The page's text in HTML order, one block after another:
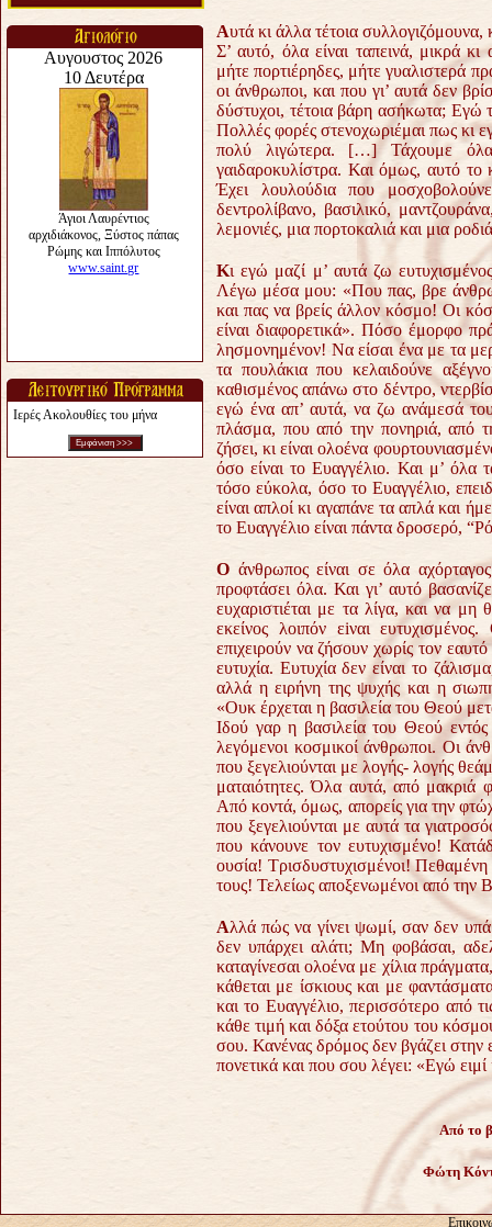
Ιερές Ακολουθίες του μήνα
Αυτά κι άλλα τέτοια
Σ’ αυτό, όλα είναι ταπεινά, μικρά
μήτε πορτιέρηδες, μήτε γυαλιστερά
οι άνθρωποι, και που γι’ αυτά δεν
δύστυχοι, τέτοια βάρη ασήκωτα; Εγώ
Πολλές φορές στενοχωριέμαι πως
πολύ λιγώτερα. […] Τάχουμε
γαιδαροκυλίστρα. Και όμως, αυτό το
Έχει λουλούδια που
δεντρολίβανο, βασιλικό,
λεμονιές, μια πορτοκαλιά και μια
Κι εγώ μαζί μ’ αυτάζω
Λέγω μέσα μου: «Που πας, βρε
και πας να βρείς άλλον κόσμο! Οι
είναι διαφορετικά». Πόσο έμορφο
λησμονημένον! Να είσαι ένα με τα
τα πουλάκια που κελαιδούνε
καθισμένος απάνω στο δέντρο,
εγώ ένα απ’ αυτά, να ζω ανάμεσά
πλάσμα, που από την πονηριά, από
ζήσει, κι είναι ολοένα
όσο είναιτο Ευαγγέλιο. Και μ’ όλα
τόσο εύκολα, όσο το Ευαγγέλιο,
είναι απλοί κι αγαπάνε τα απλά και
το Ευαγγέλιο είναι πάντα δροσερό,
Ο άνθρωπος είναι σε όλα
προφτάσει όλα.Και γι’ αυτό
ευχαριστιέται με τα λίγα, και να
εκείνος λοιπόν εiναι ευτυχισμένος.
επιχειρούν να ζήσουν χωρίς τον
ευτυχία. Ευτυχίαδεν είναι το
αλλά η ειρήνη της ψυχής και η
«Ουκ έρχεται η βασιλεία του Θεού
Ιδού γαρ η βασιλεία του Θεού
λεγόμενοι κοσμικοί άνθρωποι. Οι
που ξεγελιούνται με λογής- λογής
ματαιότητες. Όλα αυτά, από μακριά
Από κοντά, όμως, απορείς για την
που ξεγελιούνται με αυτά τα
που κάνουνε τον ευτυχισμένο!
ουσία! Τρισδυστυχισμένοι!
τους! Τελείως αποξενωμένοι από την
Αλλά πώς να γίνει ψωμί, σαν δεν
δεν υπάρχει αλάτι;Μη φοβάσαι,
καταγίνεσαι ολοένα με χίλια
κάθεται με ίσκιους και με
και το Ευαγγέλιο, περισσότερο από
κάθε τιμή και δόξα ετούτου του
σου. Κανένας δρόμος δεν βγάζει στην
πονετικά και που σου λέγει: «Εγώ
Από το
Φώτη